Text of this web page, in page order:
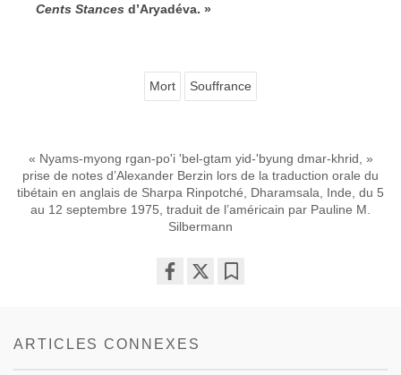
Cents Stances d’Aryadéva. »
Mort Souffrance
« Nyams-myong rgan-po'i 'bel-gtam yid-'byung dmar-khrid, »
prise de notes d’Alexander Berzin lors de la traduction orale du
tibétain en anglais de Sharpa Rinpotché, Dharamsala, Inde, du 5
au 12 septembre 1975, traduit de l’américain par Pauline M.
Silbermann
ARTICLES CONNEXES